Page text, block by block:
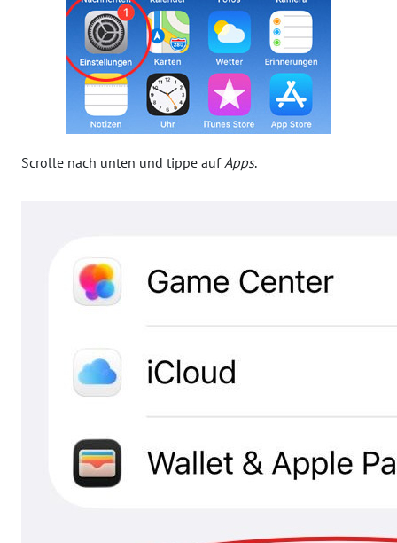
Scrolle nach unten und tippe aufApps.